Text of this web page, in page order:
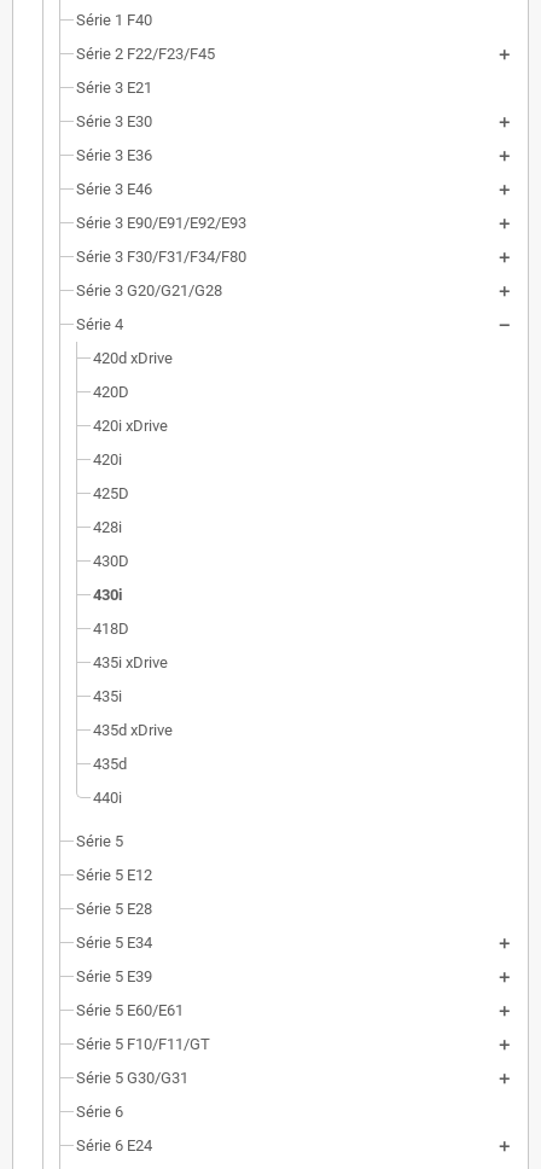
Série 1 F40
Série 2 F22/F23/F45
Série 3 E21
Série 3 E30
Série 3 E36
Série 3 E46
Série 3 E90/E91/E92/E93
Série 3 F30/F31/F34/F80
Série 3 G20/G21/G28
Série 4
420d xDrive
420D
420i xDrive
420i
425D
428i
430D
430i
418D
435i xDrive
435i
435d xDrive
435d
440i
Série 5
Série 5 E12
Série 5 E28
Série 5 E34
Série 5 E39
Série 5 E60/E61
Série 5 F10/F11/GT
Série 5 G30/G31
Série 6
Série 6 E24